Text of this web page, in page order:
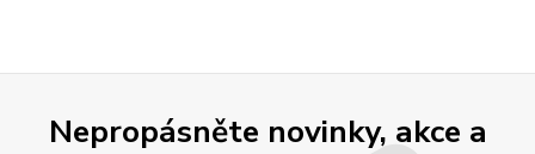
Nepropásněte novinky, akce a